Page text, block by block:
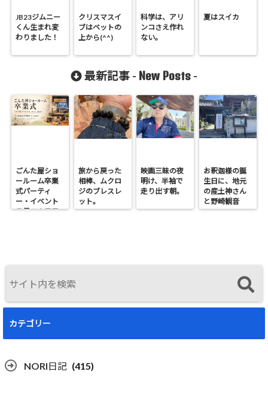
JB23ジムニー
くん生まれ変
わりました！
クリスマスイ
ブはベットの
上から(^^)
科学は、アリ
ンコさえ作れ
ない。
夏はスイカ
最新記事 - New Posts -
ごんた屋ショ
ールーム卒業
式パーティ
ー・イベント
７月１９日日
旅から戻った
相棒、ムクロ
ジのブレスレ
ット。
映画三昧の夜
明け、半袖で
走り出す朝。
お釈迦様の誕
生日に、地元
の産土神さん
と野崎観音
へ。
カテゴリー
NORI日記 (415)